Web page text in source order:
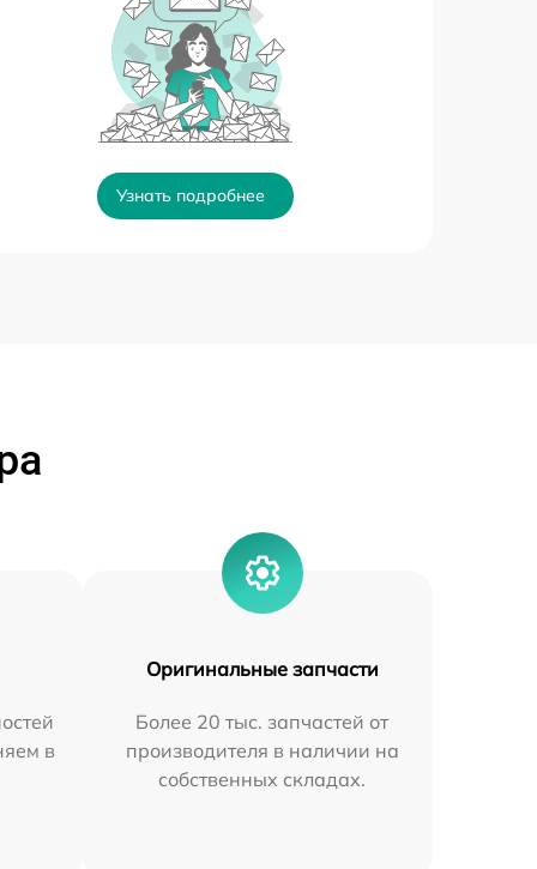
Узнать подробнее
в
Оригинальные запчасти
Более 20 тыс. запчастей от
производителя в наличии на
собственных складах.